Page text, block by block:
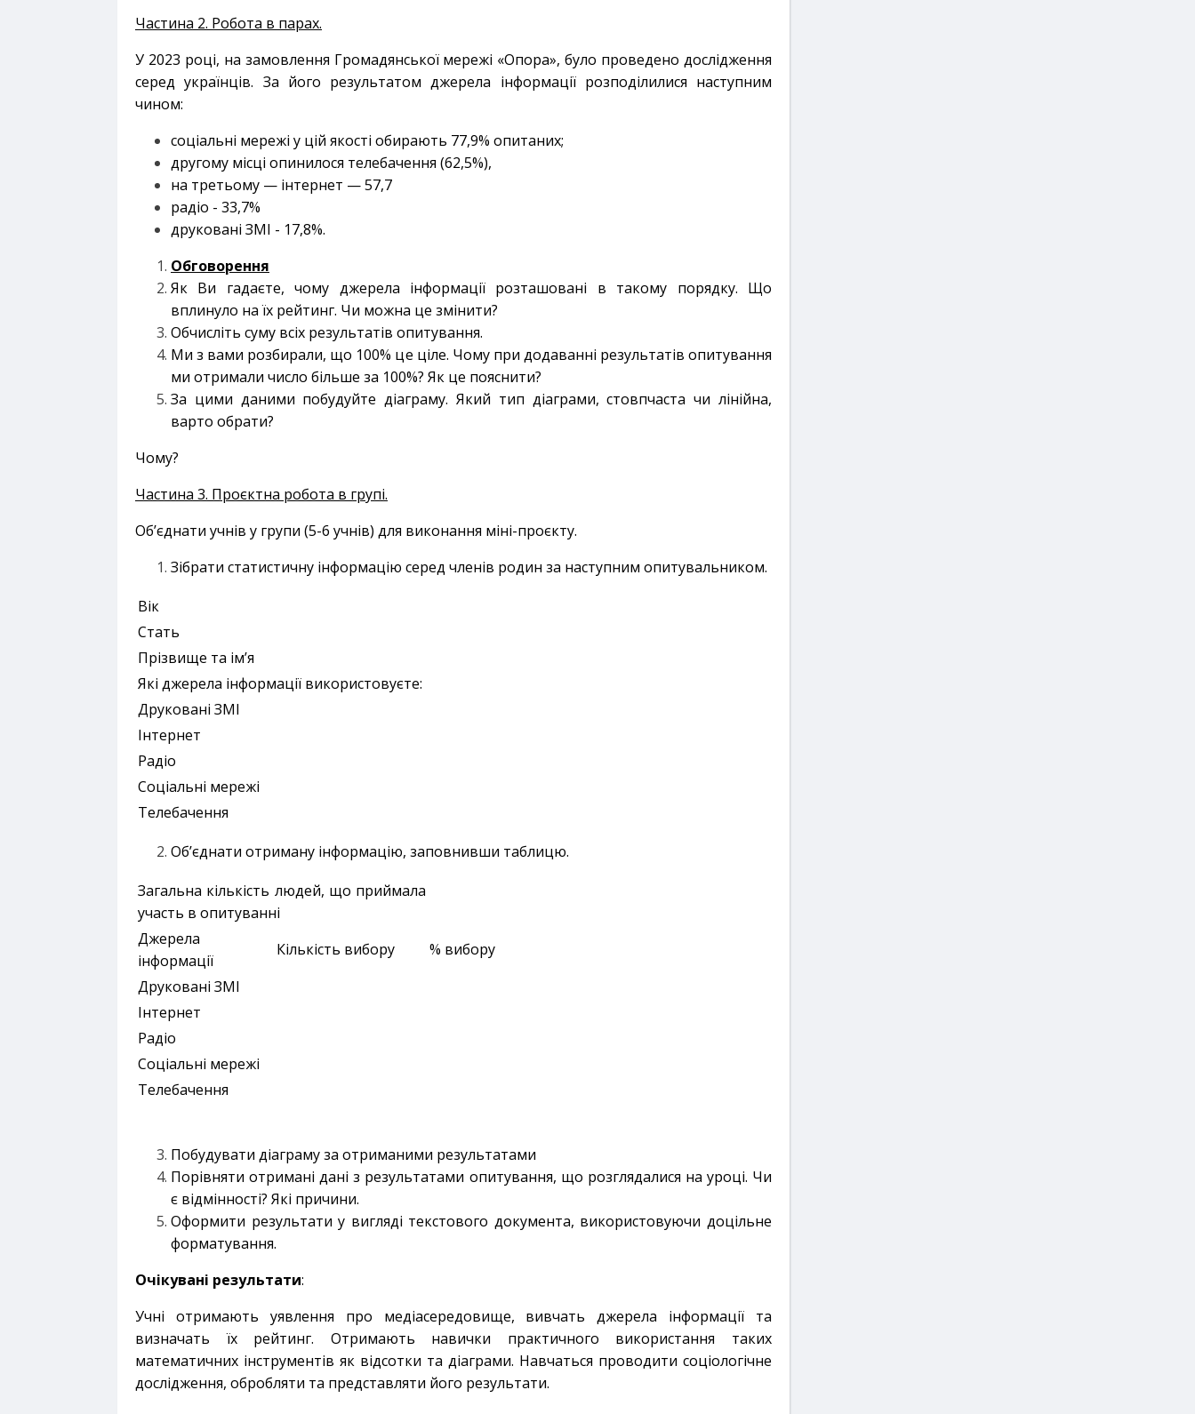
Частина 2. Робота в парах.
У 2023 році, на замовлення Громадянської мережі «Опора», було проведено дослідження
серед українців. За його результатом джерела інформації розподілилися наступним
чином:
соціальні мережі у цій якості обирають 77,9% опитаних;
другому місці опинилося телебачення (62,5%),
на третьому — інтернет — 57,7
радіо - 33,7%
друковані ЗМІ - 17,8%.
Обговорення
Як Ви гадаєте, чому джерела інформації розташовані в такому порядку. Що
вплинуло на їх рейтинг. Чи можна це змінити?
Обчисліть суму всіх результатів опитування.
Ми з вами розбирали, що 100% це ціле. Чому при додаванні результатів опитування
ми отримали число більше за 100%? Як це пояснити?
За цими даними побудуйте діаграму. Який тип діаграми, стовпчаста чи лінійна,
варто обрати?
Чому?
Частина 3. Проєктна робота в групі.
Об’єднати учнів у групи (5-6 учнів) для виконання міні-проєкту.
Зібрати статистичну інформацію серед членів родин за наступним опитувальником.
Вік
Стать
Прізвище та ім’я
Які джерела інформації використовуєте:
Друковані ЗМІ
Інтернет
Радіо
Соціальні мережі
Телебачення
Об’єднати отриману інформацію, заповнивши таблицю.
Загальна кількість людей, що приймала
участь в опитуванні
Джерела
інформації
Кількість вибору
% вибору
Друковані ЗМІ
Інтернет
Радіо
Соціальні мережі
Телебачення
Побудувати діаграму за отриманими результатами
Порівняти отримані дані з результатами опитування, що розглядалися на уроці. Чи
є відмінності? Які причини.
Оформити результати у вигляді текстового документа, використовуючи доцільне
форматування.
Очікувані результати:
Учні отримають уявлення про медіасередовище, вивчать джерела інформації та
визначать їх рейтинг. Отримають навички практичного використання таких
математичних інструментів як відсотки та діаграми. Навчаться проводити соціологічне
дослідження, обробляти та представляти його результати.